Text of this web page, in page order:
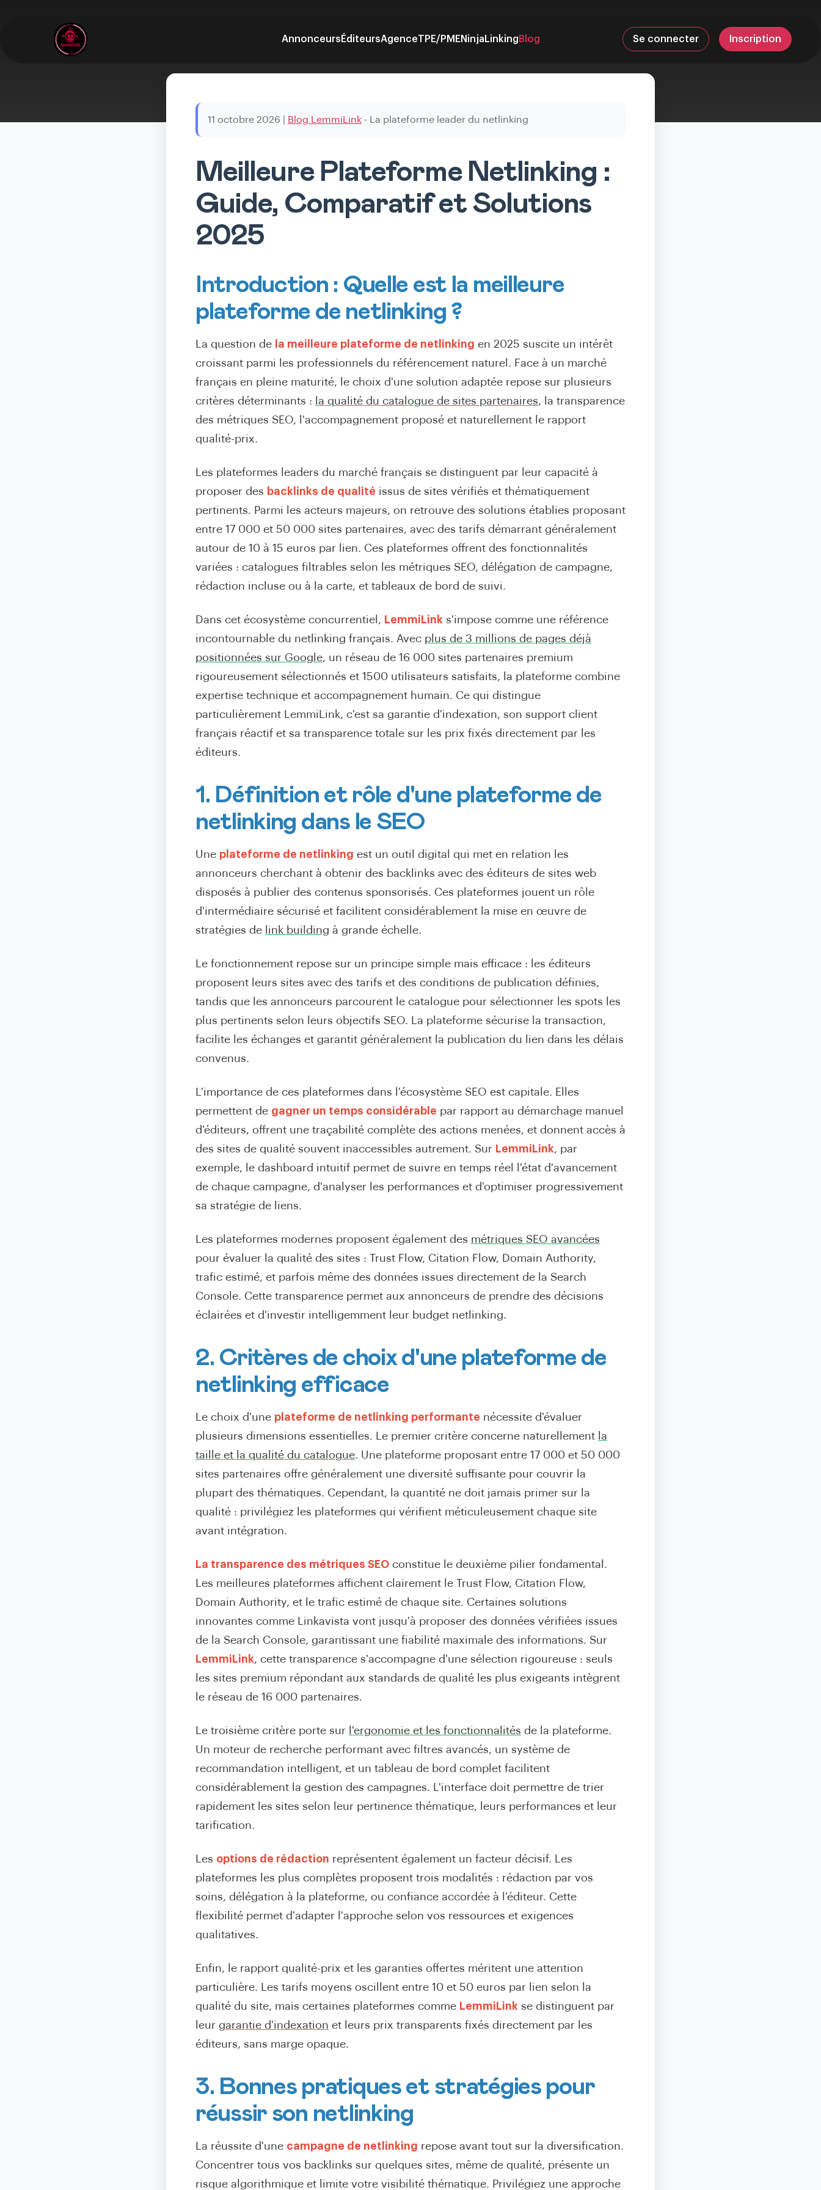
Annonceurs ÉditeursAgenceTPE/PMENinjaLinking Blog Se connecter Inscription
11 octobre 2026 Blog LemmiLink - La plateforme leader du netlinking
Meilleure Plateforme Netlinking :
Guide, Comparatif et Solutions
2025
Introduction : Quelle est la meilleure
plateforme de netlinking ?
La question de la meilleure plateforme de netlinking en 2025 suscite un intérêt
croissant parmi les professionnels du référencement naturel. Face à un marché
français en pleine maturité, le choix d'une solution adaptée repose sur plusieurs
critères déterminants :
la qualité du catalogue de sites partenaires, la transparence
des métriques SEO, l'accompagnement proposé et naturellement le rapport
qualité-prix.
Les plateformes leaders du marché français se distinguent par leur capacité à
proposer des backlinks de qualité issus de sites vérifiés et thématiquement
pertinents. Parmi les acteurs majeurs, on retrouve des solutions établies proposant
entre 17 000 et 50 000 sites partenaires, avec des tarifs démarrant généralement
autour de 10 à 15 euros par lien. Ces plateformes offrent des fonctionnalités
variées : catalogues filtrables selon les métriques SEO, délégation de campagne,
rédaction incluse ou à la carte, et tableaux de bord de suivi.
Dans cet écosystème concurrentiel, LemmiLink s'impose comme une référence
incontournable du netlinking français. Avec plus de 3 millions de pages déjà
positionnées sur Google, un réseau de 16 000 sites partenaires premium
rigoureusement sélectionnés et 1500 utilisateurs satisfaits, la plateforme combine
expertise technique et accompagnement humain. Ce qui distingue
particulièrement LemmiLink, c'est sa garantie d'indexation, son support client
français réactif et sa transparence totale sur les prix fixés directement par les
éditeurs.
1. Définition et rôle d'une plateforme de
netlinking dans le SEO
Une plateforme de netlinking est un outil digital qui met en relation les
annonceurs cherchant à obtenir des backlinks avec des éditeurs de sites web
disposés à publier des contenus sponsorisés. Ces plateformes jouent un rôle
d'intermédiaire sécurisé et facilitent considérablement la mise en œuvre de
stratégies de
link building à grande échelle.
Le fonctionnement repose sur un principe simple mais efficace : les éditeurs
proposent leurs sites avec des tarifs et des conditions de publication définies,
tandis que les annonceurs parcourent le catalogue pour sélectionner les spots les
plus pertinents selon leurs objectifs SEO. La plateforme sécurise la transaction,
facilite les échanges et garantit généralement la publication du lien dans les délais
convenus.
L'importance de ces plateformes dans l'écosystème SEO est capitale. Elles
permettent de gagner un temps considérable par rapport au démarchage manuel
d'éditeurs, offrent une traçabilité complète des actions menées, et donnent accès à
des sites de qualité souvent inaccessibles autrement. Sur LemmiLink, par
exemple, le dashboard intuitif permet de suivre en temps réel l'état d'avancement
de chaque campagne, d'analyser les performances et d'optimiser progressivement
sa stratégie de liens.
Les plateformes modernes proposent également des métriques SEO avancées
pour évaluer la qualité des sites : Trust Flow, Citation Flow, Domain Authority,
trafic estimé, et parfois même des données issues directement de la Search
Console. Cette transparence permet aux annonceurs de prendre des décisions
éclairées et d'investir intelligemment leur budget netlinking.
2. Critères de choix d'une plateforme de
netlinking efficace
Le choix d'une plateforme de netlinking performante nécessite d'évaluer
plusieurs dimensions essentielles. Le premier critère concerne naturellement la
taille et la qualité du catalogue. Une plateforme proposant entre 17 000 et 50 000
sites partenaires offre généralement une diversité suffisante pour couvrir la
plupart des thématiques. Cependant, la quantité ne doit jamais primer sur la
qualité : privilégiez les plateformes qui vérifient méticuleusement chaque site
avant intégration.
La transparence des métriques SEO constitue le deuxième pilier fondamental.
Les meilleures plateformes affichent clairement le Trust Flow, Citation Flow,
Domain Authority, et le trafic estimé de chaque site. Certaines solutions
innovantes comme Linkavista vont jusqu'à proposer des données vérifiées issues
de la Search Console, garantissant une fiabilité maximale des informations. Sur
LemmiLink, cette transparence s'accompagne d'une sélection rigoureuse : seuls
les sites premium répondant aux standards de qualité les plus exigeants intègrent
le réseau de 16 000 partenaires.
Le troisième critère porte sur l'ergonomie et les fonctionnalités de la plateforme.
Un moteur de recherche performant avec filtres avancés, un système de
recommandation intelligent, et un tableau de bord complet facilitent
considérablement la gestion des campagnes. L'interface doit permettre de trier
rapidement les sites selon leur pertinence thématique, leurs performances et leur
tarification.
Les options de rédaction représentent également un facteur décisif. Les
plateformes les plus complètes proposent trois modalités : rédaction par vos
soins, délégation à la plateforme, ou confiance accordée à l'éditeur. Cette
flexibilité permet d'adapter l'approche selon vos ressources et exigences
qualitatives.
Enfin, le rapport qualité-prix et les garanties offertes méritent une attention
particulière. Les tarifs moyens oscillent entre 10 et 50 euros par lien selon la
qualité du site, mais certaines plateformes comme LemmiLink se distinguent par
leur garantie d'indexation et leurs prix transparents fixés directement par les
éditeurs, sans marge opaque.
3. Bonnes pratiques et stratégies pour
réussir son netlinking
La réussite d'une campagne de netlinking repose avant tout sur la diversification.
Concentrer tous vos backlinks sur quelques sites, même de qualité, présente un
risque algorithmique et limite votre visibilité thématique. Privilégiez une approche